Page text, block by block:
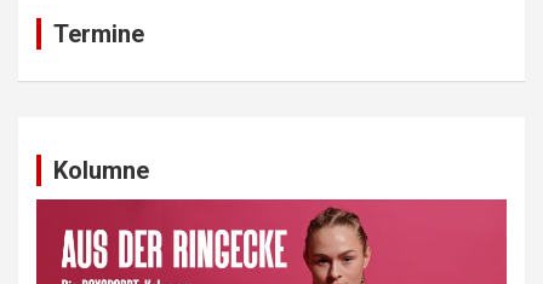
Termine
Kolumne